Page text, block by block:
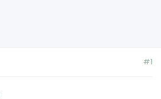
#1